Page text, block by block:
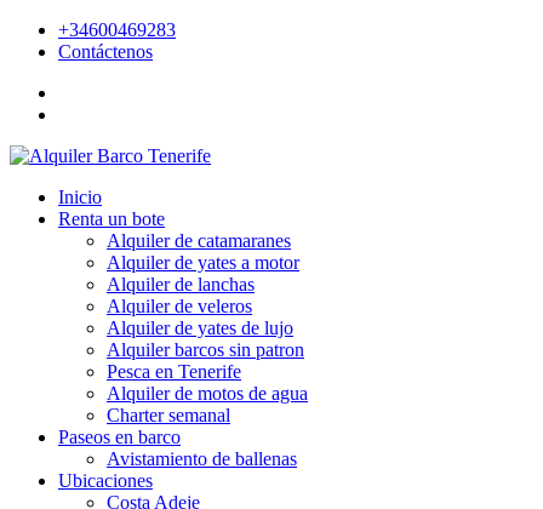
+34600469283
Contáctenos
Inicio
Renta un bote
Alquiler de catamaranes
Alquiler de yates a motor
Alquiler de lanchas
Alquiler de veleros
Alquiler de yates de lujo
Alquiler barcos sin patron
Pesca en Tenerife
Alquiler de motos de agua
Charter semanal
Paseos en barco
Avistamiento de ballenas
Ubicaciones
Costa Adeje